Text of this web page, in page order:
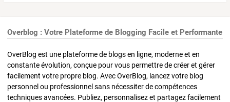
Overblog : Votre Plateforme de Blogging Facile et Performante
OverBlog est une plateforme de blogs en ligne, moderne et en
constante évolution, conçue pour vous permettre de créer et gérer
facilement votre propre blog. Avec OverBlog, lancez votre blog
personnel ou professionnel sans nécessiter de compétences
techniques avancées. Publiez, personnalisez et partagez facilement